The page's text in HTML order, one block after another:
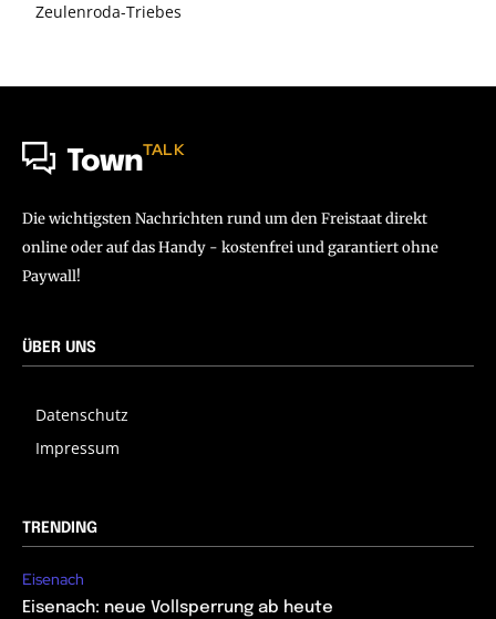
Zeulenroda-Triebes
TownTALK
Die wichtigsten Nachrichten rund um den Freistaat direkt
online oder auf das Handy - kostenfrei und garantiert ohne
Paywall!
ÜBER UNS
Datenschutz
Impressum
TRENDING
Eisenach
Eisenach: neue Vollsperrung ab heute